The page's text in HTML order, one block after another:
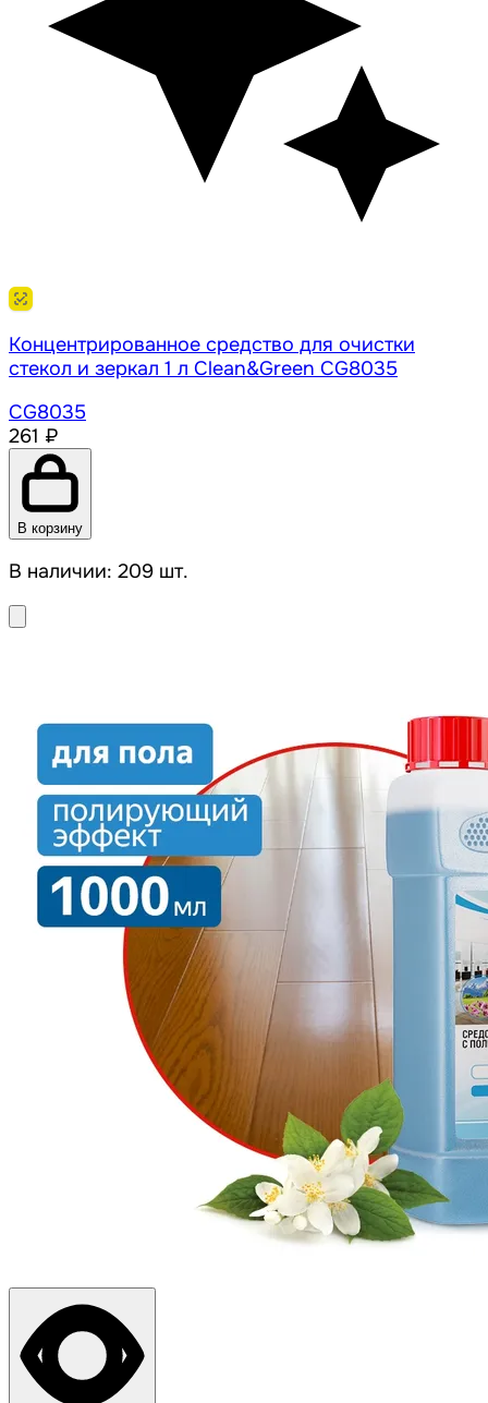
Концентрированное средство для очистки
стекол и зеркал 1 л Clean&Green CG8035
CG8035
261 ₽
В корзину
В наличии: 209 шт.